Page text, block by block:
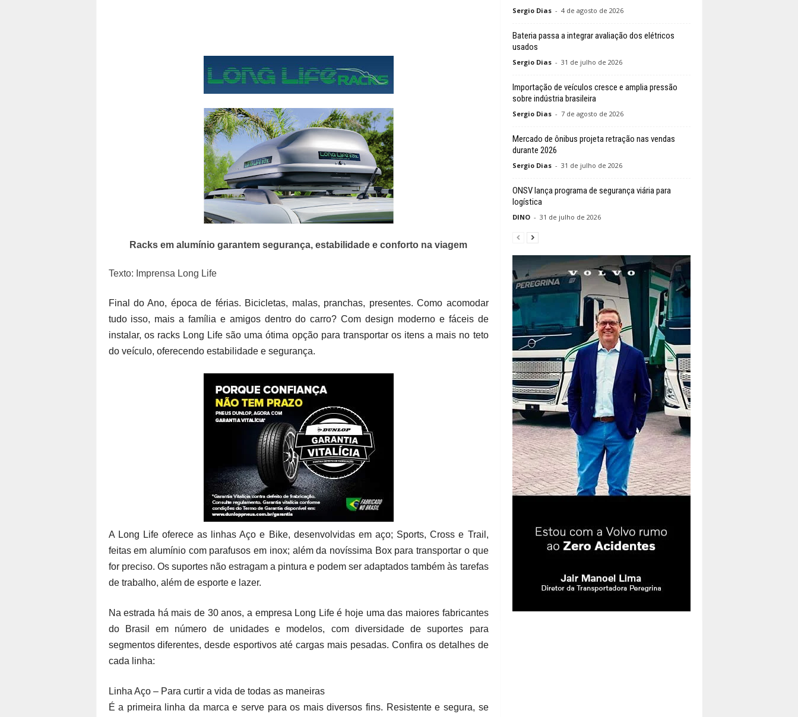
Racks em alumínio garantem segurança, estabilidade e conforto na viagem
Texto: Imprensa Long Life
Final do Ano, época de férias. Bicicletas, malas, pranchas, presentes. Como acomodar
tudo isso, mais a família e amigos dentro do carro? Com design moderno e fáceis de
instalar, os racks Long Life são uma ótima opção para transportar os itens a mais no teto
do veículo, oferecendo estabilidade e segurança.
A Long Life oferece as linhas Aço e Bike, desenvolvidas em aço; Sports, Cross e Trail,
feitas em alumínio com parafusos em inox; além da novíssima Box para transportar o que
for preciso. Os suportes não estragam a pintura e podem ser adaptados também às tarefas
de trabalho, além de esporte e lazer.
Na estrada há mais de 30 anos, a empresa Long Life é hoje uma das maiores fabricantes
do Brasil em número de unidades e modelos, com diversidade de suportes para
segmentos diferentes, desde esportivos até cargas mais pesadas. Confira os detalhes de
cada linha:
Linha Aço – Para curtir a vida de todas as maneiras
É a primeira linha da marca e serve para os mais diversos fins. Resistente e segura, se
Sergio Dias - 4 de agosto de 2026
Bateria passa a integrar avaliação dos elétricos
usados
Sergio Dias - 31 de julho de 2026
Importação de veículos cresce e amplia pressão
sobre indústria brasileira
Sergio Dias - 7 de agosto de 2026
Mercado de ônibus projeta retração nas vendas
durante 2026
Sergio Dias - 31 de julho de 2026
ONSV lança programa de segurança viária para
logística
DINO - 31 de julho de 2026